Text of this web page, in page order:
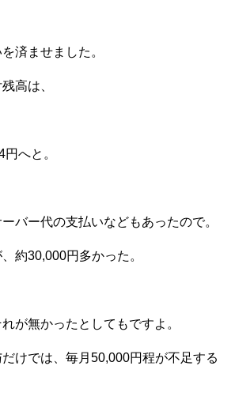
済ませました。
高は、
へと。
バー代の支払いなどもあったので。
約30,000円多かった。
が無かったとしてもですよ。
けでは、毎月50,000円程が不足する